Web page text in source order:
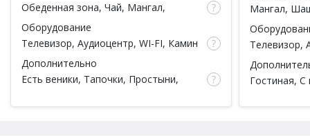
Обеденная зона, Чай, Мангал,
Шашлык на мангале, Барбекю зона
Оборудование
Телевизор, Аудиоцентр, WI-FI, Камин
Дополнительно
Есть веники, Тапочки, Простыни,
сутки,Банкетный зал, Беседка
Мангал,
Барбекю
Телевизор,
Гостиная, С
веранда)